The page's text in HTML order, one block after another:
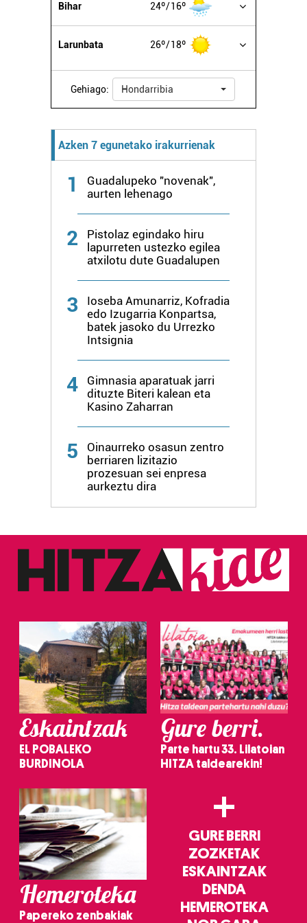
Bihar 24º 16º
Larunbata 26º 18º
Gehiago: Hondarribia
Azken 7 egunetako irakurrienak
1
Guadalupeko "novenak",
aurten lehenago
2
Pistolaz egindako hiru
lapurreten ustezko egilea
atxilotu dute Guadalupen
3
Ioseba Amunarriz, Kofradia
edo Izugarria Konpartsa,
batek jasoko du Urrezko
Intsignia
4
Gimnasia aparatuak jarri
dituzte Biteri kalean eta
Kasino Zaharran
5
Oinaurreko osasun zentro
berriaren lizitazio
prozesuan sei enpresa
aurkeztu dira
Eskaintzak
EL POBALEKO
BURDINOLA
Gure berri.
Parte hartu 33. Lilatoian
HITZA taldearekin!
Hemeroteka
Papereko zenbakiak
+
GURE BERRI
ZOZKETAK
ESKAINTZAK
DENDA
HEMEROTEKA